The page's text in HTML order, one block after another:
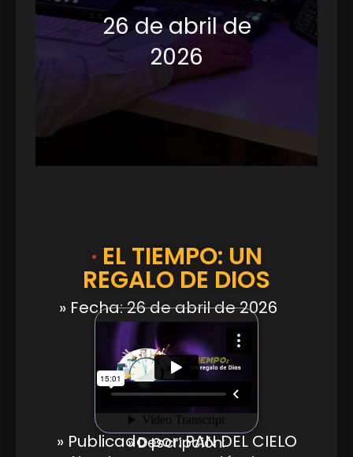
26 de abril de
2026
· EL TIEMPO: UN
REGALO DE DIOS
» Fecha: 26 de abril de 2026
» Publicado por: PAN DEL CIELO
» Descripción: